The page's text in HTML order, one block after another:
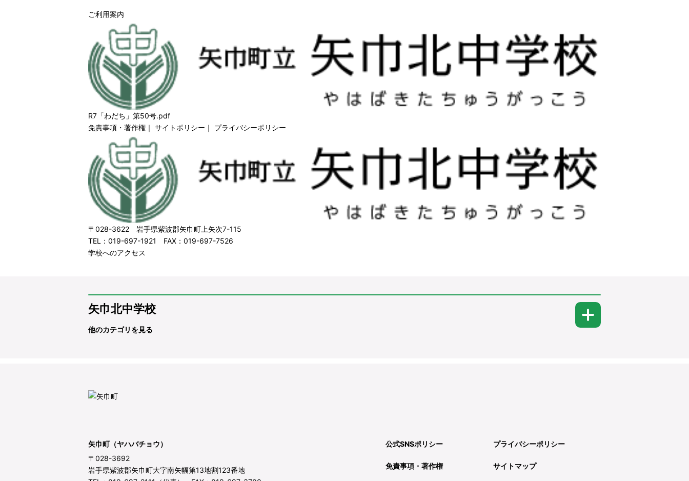
ご利用案内
R7「わだち」第50号.pdf
免責事項・著作権 ｜ サイトポリシー ｜ プライバシーポリシー
〒028-3622 岩手県紫波郡矢巾町上矢次7-115
TEL：019-697-1921 FAX：019-697-7526
学校へのアクセス
矢巾北中学校
他のカテゴリを見る
矢巾町（ヤハバチョウ）
〒028-3692
岩手県紫波郡矢巾町大字南矢幅第13地割123番地
公式SNSポリシー プライバシーポリシー
免責事項・著作権 サイトマップ